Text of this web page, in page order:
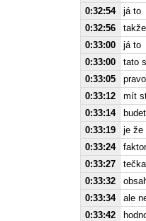
0:32:54
já to
0:32:56
0:33:00
já to
0:33:00
tato
0:33:05
0:33:12
mít
0:33:14
0:33:19
je že
0:33:24
0:33:27
0:33:32
0:33:34
ale
0:33:42